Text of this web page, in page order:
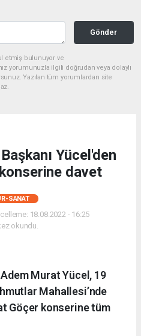
Gönder
etmiş bulunuyor ve
yorumunuzla ilgili doğrudan veya dolaylı
Yazılan tüm yorumlardan site
Yücel'den
davet
SANAT
18.08.2022 - 16:25
okundu.
Murat Yücel, 19
Mahallesi’nde
Göçer konserine tüm